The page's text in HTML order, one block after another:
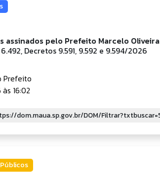
assinados pelo Prefeito Marcelo Oliveira
Decretos 9.591, 9.592 e 9.594/2026
Prefeito
16:02